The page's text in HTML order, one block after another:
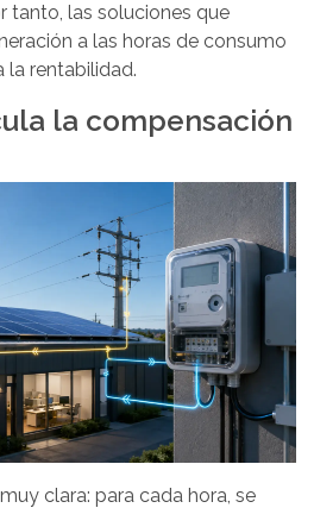
tanto, las soluciones que
a las horas de consumo
la rentabilidad.
la compensación
clara: para cada hora, se